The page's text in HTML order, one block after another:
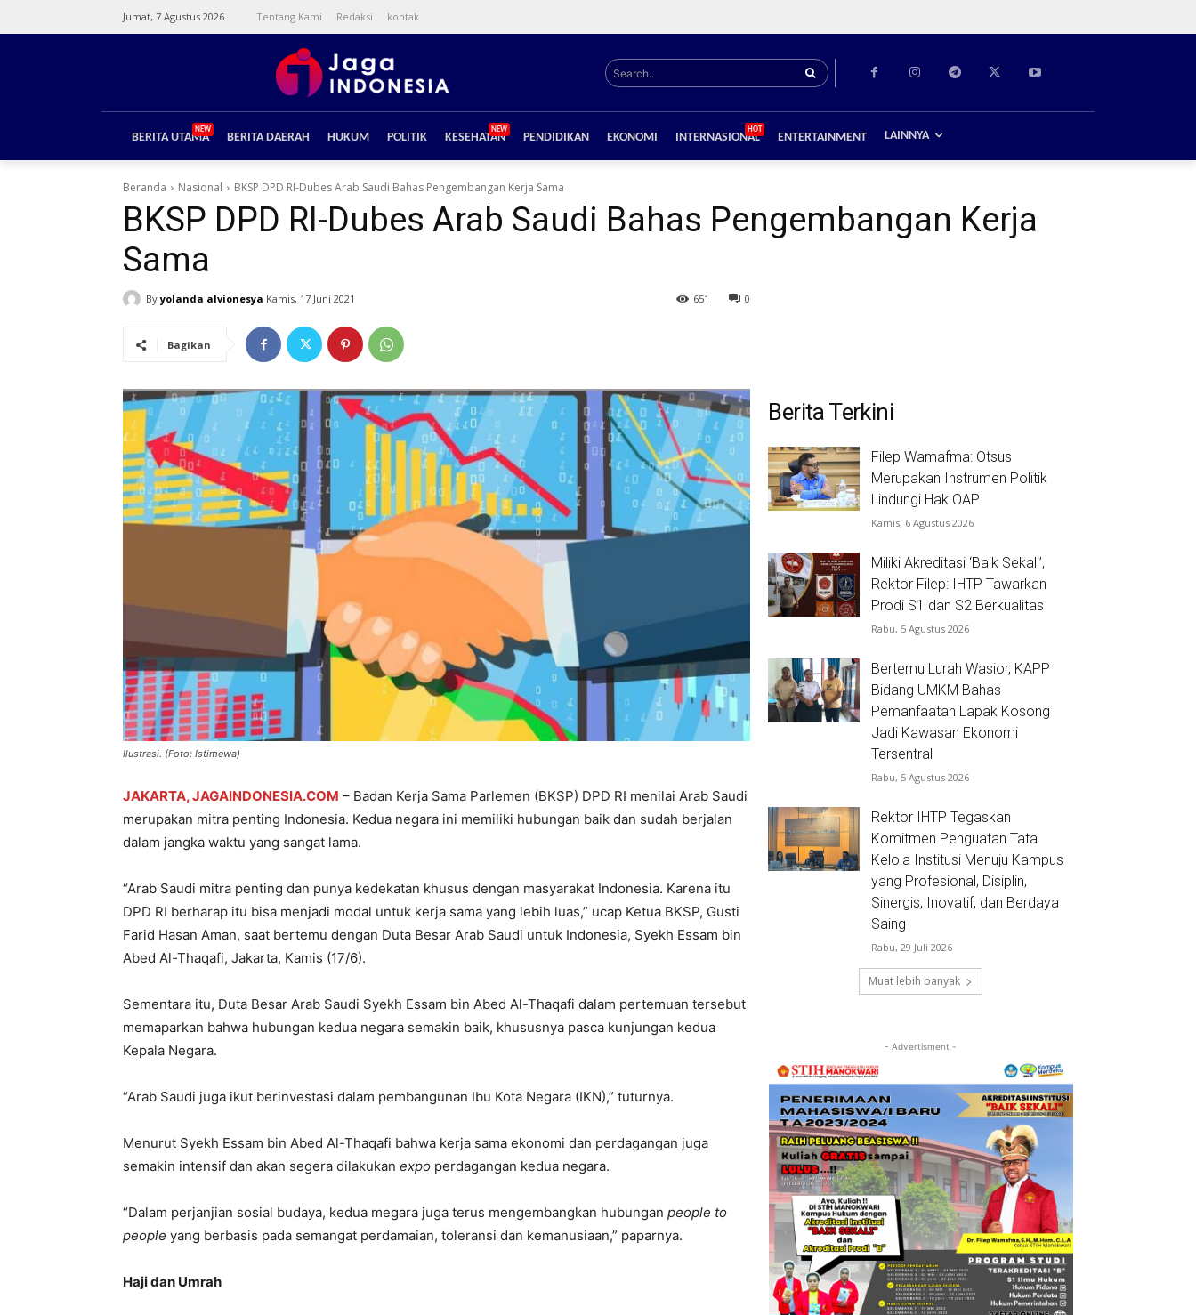
Jumat, 7 Agustus 2026 Tentang Kami Redaksi kontak
Search..
BERITA UTAMA
NEW
BERITA DAERAH HUKUM POLITIK KESEHATAN
NEW
PENDIDIKAN EKONOMI INTERNASIONAL
HOT
ENTERTAINMENT LAINNYA
Beranda Nasional BKSP DPD RI-Dubes Arab Saudi Bahas Pengembangan Kerja Sama
BKSP DPD RI-Dubes Arab Saudi Bahas Pengembangan Kerja
Sama
By yolanda alvionesya Kamis, 17 Juni 2021 0
651
Bagikan
Ilustrasi. (Foto: Istimewa)
JAKARTA, JAGAINDONESIA.COM – Badan Kerja Sama Parlemen (BKSP) DPD RI menilai Arab Saudi
merupakan mitra penting Indonesia. Kedua negara ini memiliki hubungan baik dan sudah berjalan
dalam jangka waktu yang sangat lama.
“Arab Saudi mitra penting dan punya kedekatan khusus dengan masyarakat Indonesia. Karena itu
DPD RI berharap itu bisa menjadi modal untuk kerja sama yang lebih luas,” ucap Ketua BKSP, Gusti
Farid Hasan Aman, saat bertemu dengan Duta Besar Arab Saudi untuk Indonesia, Syekh Essam bin
Abed Al-Thaqafi, Jakarta, Kamis (17/6).
Sementara itu, Duta Besar Arab Saudi Syekh Essam bin Abed Al-Thaqafi dalam pertemuan tersebut
memaparkan bahwa hubungan kedua negara semakin baik, khususnya pasca kunjungan kedua
Kepala Negara.
“Arab Saudi juga ikut berinvestasi dalam pembangunan Ibu Kota Negara (IKN),” tuturnya.
Menurut Syekh Essam bin Abed Al-Thaqafi bahwa kerja sama ekonomi dan perdagangan juga
semakin intensif dan akan segera dilakukan expo perdagangan kedua negara.
“Dalam perjanjian sosial budaya, kedua megara juga terus mengembangkan hubungan people to
people yang berbasis pada semangat perdamaian, toleransi dan kemanusiaan,” paparnya.
Haji dan Umrah
Berita Terkini
Filep Wamafma: Otsus
Merupakan Instrumen Politik
Lindungi Hak OAP
Kamis, 6 Agustus 2026
Miliki Akreditasi ‘Baik Sekali’,
Rektor Filep: IHTP Tawarkan
Prodi S1 dan S2 Berkualitas
Rabu, 5 Agustus 2026
Bertemu Lurah Wasior, KAPP
Bidang UMKM Bahas
Pemanfaatan Lapak Kosong
Jadi Kawasan Ekonomi
Tersentral
Rabu, 5 Agustus 2026
Rektor IHTP Tegaskan
Komitmen Penguatan Tata
Kelola Institusi Menuju Kampus
yang Profesional, Disiplin,
Sinergis, Inovatif, dan Berdaya
Saing
Rabu, 29 Juli 2026
Muat lebih banyak
- Advertisment -